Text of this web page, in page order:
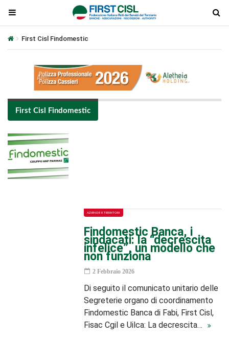
First Cisl Findomestic
First Cisl Findomestic
AZIENDE E TERRITORI
Findomestic Banca, i
sindacati: la “decrescita
infelice”, un modello che
non funziona
2 Febbraio 2026
Di seguito il comunicato unitario delle
Segreterie organo di coordinamento
Findomestic Banca di Fabi, First Cisl,
Fisac Cgil e Uilca: La decrescita…